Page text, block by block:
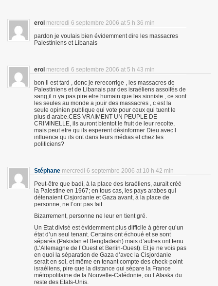
erol mercredi 6 septembre 2006 at 5 h 36 min
pardon je voulais bien évidemment dire les massacres
Palestiniens et Libanais
erol mercredi 6 septembre 2006 at 5 h 43 min
bon il est tard , donc je rerecorrige , les massacres de
Palestiniens et de Libanais par des israéliens assoifés de
sang,il n ya pas pire etre humain que les sioniste , ce sont
les seules au monde a jouir des massacres , c est la
seule opinien publique qui vote pour ceux qui tuent le
plus d arabe.CES VRAIMENT UN PEUPLE DE
CRIMINELLE, ils auront bientot le fruit de leur recolte,
mais peut etre qu ils esperent désinformer Dieu avec l
influence qu ils ont dans leurs médias et chez les
politiciens?
Stéphane mercredi 6 septembre 2006 at 10 h 42 min
Peut-être que badi, à la place des Israéliens, aurait créé
la Palestine en 1967; en tous cas, les pays arabes qui
détenaient Cisjordanie et Gaza avant, à la place de
personne, ne l’ont pas fait.
Bizarrement, personne ne leur en tient gré.
Un Etat divisé est évidemment plus difficile à gérer qu’un
état d’un seul tenant. Certains ont échoué et se sont
séparés (Pakistan et Bengladesh) mais d’autres ont tenu
(L’Allemagne de l’Ouest et Berlin-Ouest). Et je ne vois pas
en quoi la séparation de Gaza d’avec la Cisjordanie
serait en soi, et même en tenant compte des check-point
israéliens, pire que la distance qui sépare la France
métropolitaine de la Nouvelle-Calédonie, ou l’Alaska du
reste des Etats-Unis.